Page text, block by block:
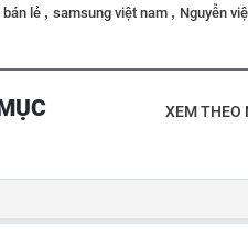
bán lẻ , samsung việt nam , Nguyễn
XEM THEO